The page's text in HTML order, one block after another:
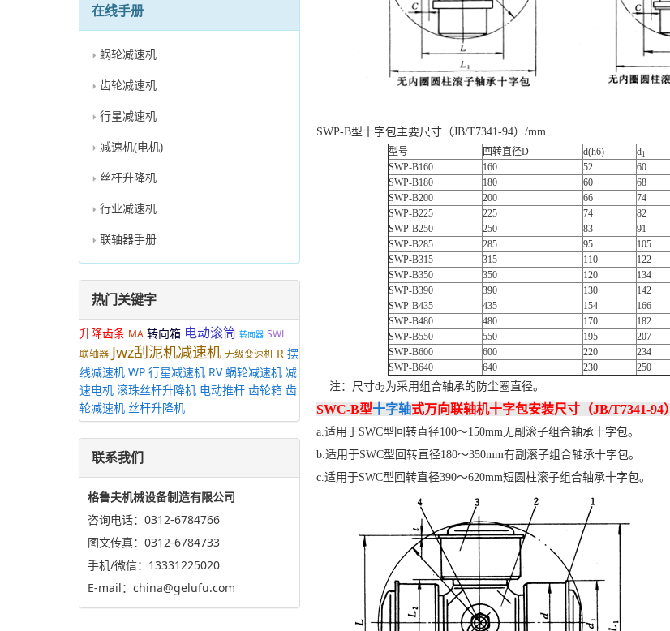
在线手册
蜗轮减速机
齿轮减速机
行星减速机
减速机(电机)
丝杆升降机
行业减速机
联轴器手册
热门关键字
升降齿条 MA 转向箱 电动滚筒 转向器 SWL
联轴器 Jwz刮泥机减速机 无级变速机 R 摆
线减速机 WP 行星减速机 RV 蜗轮减速机 减
速电机 滚珠丝杆升降机 电动推杆 齿轮箱 齿
轮减速机 丝杆升降机
联系我们
格鲁夫机械设备制造有限公司
咨询电话：0312-6784766
图文传真：0312-6784733
手机/微信：13331225020
E-mail：china@gelufu.com
SWP-B型十字包主要尺寸（JB/T7341-94）/mm
型号 回转直径D d(h6) d1
SWP-B160
160 52 60
SWP-B180
180 60 68
SWP-B200
200 66 74
SWP-B225
225 74 82
SWP-B250
250 83 91
SWP-B285
285 95 105
SWP-B315
315 110 122
SWP-B350
350 120 134
SWP-B390
390 130 142
SWP-B435
435 154 166
SWP-B480
480 170 182
SWP-B550
550 195 207
SWP-B600
600 220 234
SWP-B640
640 230 250
注：尺寸d­2­为采用组合轴承的防尘圈直径。
SWC-B型十字轴式万向联轴机十字包安装尺寸（JB/T7341-94）
a.适用于SWC型回转直径100～150mm无副滚子组合轴承十字包。
b.适用于SWC型回转直径180～350mm有副滚子组合轴承十字包。
c.适用于SWC型回转直径390～620mm短圆柱滚子组合轴承十字包。